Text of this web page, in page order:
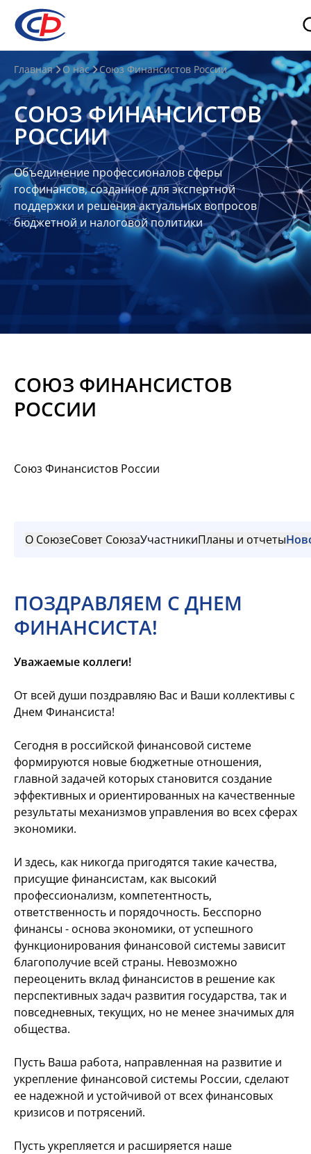
О
нас
О
СФР
Совет
Союза
Участники
Планы
отчеты
Контакты
Материалы
Главная О нас Союз Финансистов России
СОЮЗ ФИНАНСИСТОВ
РОССИИ
Объединение профессионалов сферы
госфинансов, созданное для экспертной
поддержки и решения актуальных вопросов
бюджетной и налоговой политики
СОЮЗ ФИНАНСИСТОВ
РОССИИ
Союз Финансистов России
О СоюзеСовет СоюзаУчастникиПланы и отчеты
ПОЗДРАВЛЯЕМ С ДНЕМ
ФИНАНСИСТА!
Уважаемые коллеги!
От всей души поздравляю Вас и Ваши коллективы с
Днем Финансиста!
Сегодня в российской финансовой системе
формируются новые бюджетные отношения,
главной задачей которых становится создание
эффективных и ориентированных на качественные
результаты механизмов управления во всех сферах
экономики.
И здесь, как никогда пригодятся такие качества,
присущие финансистам, как высокий
профессионализм, компетентность,
ответственность и порядочность. Бесспорно
финансы - основа экономики, от успешного
функционирования финансовой системы зависит
благополучие всей страны. Невозможно
переоценить вклад финансистов в решение как
перспективных задач развития государства, так и
повседневных, текущих, но не менее значимых для
общества.
Пусть Ваша работа, направленная на развитие и
укрепление финансовой системы России, сделают
ее надежной и устойчивой от всех финансовых
кризисов и потрясений.
Пусть укрепляется и расширяется наше